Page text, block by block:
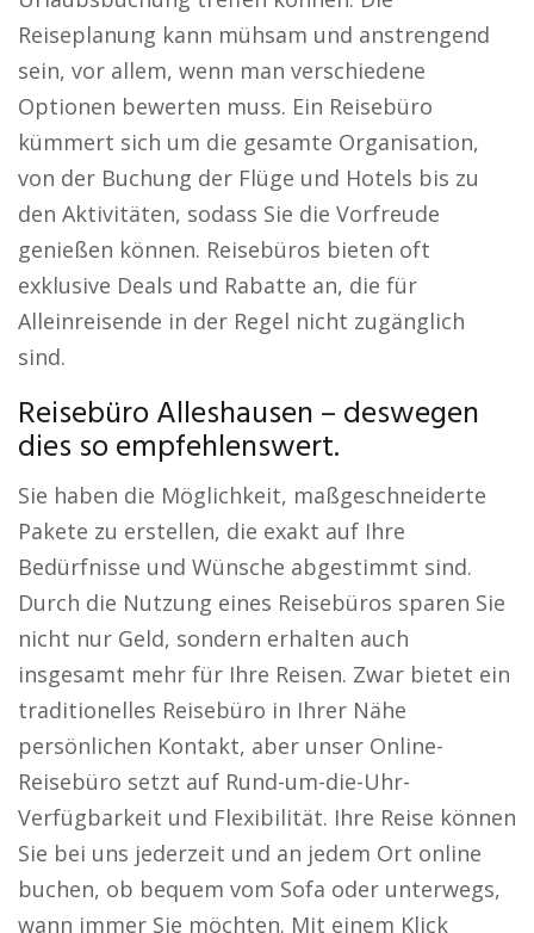
Reiseplanung kann mühsam und anstrengend
sein, vor allem, wenn man verschiedene
Optionen bewerten muss. Ein Reisebüro
kümmert sich um die gesamte Organisation,
von der Buchung der Flüge und Hotels bis zu
den Aktivitäten, sodass Sie die Vorfreude
genießen können. Reisebüros bieten oft
exklusive Deals und Rabatte an, die für
Alleinreisende in der Regel nicht zugänglich
sind.
Reisebüro Alleshausen – deswegen
dies so empfehlenswert.
Sie haben die Möglichkeit, maßgeschneiderte
Pakete zu erstellen, die exakt auf Ihre
Bedürfnisse und Wünsche abgestimmt sind.
Durch die Nutzung eines Reisebüros sparen Sie
nicht nur Geld, sondern erhalten auch
insgesamt mehr für Ihre Reisen. Zwar bietet ein
traditionelles Reisebüro in Ihrer Nähe
persönlichen Kontakt, aber unser Online-
Reisebüro setzt auf Rund-um-die-Uhr-
Verfügbarkeit und Flexibilität. Ihre Reise können
Sie bei uns jederzeit und an jedem Ort online
buchen, ob bequem vom Sofa oder unterwegs,
wann immer Sie möchten. Mit einem Klick